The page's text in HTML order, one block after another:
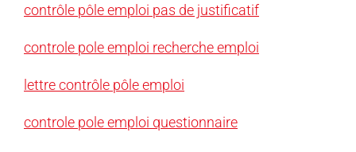
contrôle pôle emploi pas de justificatif
controle pole emploi recherche emploi
lettre contrôle pôle emploi
controle pole emploi questionnaire